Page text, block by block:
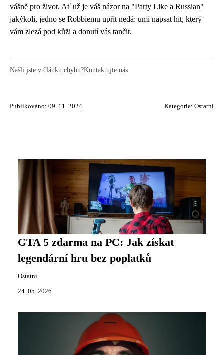
vášně pro život. Ať už je váš názor na "Party Like a Russian"
jakýkoli, jedno se Robbiemu upřít nedá: umí napsat hit, který
vám zlezá pod kůži a donutí vás tančit.
Našli jste v článku chybu?Kontaktujte nás
Publikováno: 09. 11. 2024 Kategorie: Ostatní
GTA 5 zdarma na PC: Jak získat
legendární hru bez poplatků
Ostatní
24. 05. 2026